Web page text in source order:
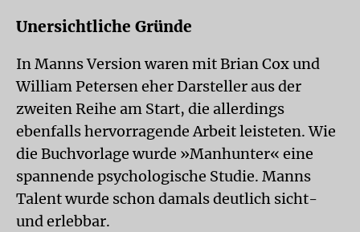
Unersichtliche Gründe
In Manns Version waren mit Brian Cox und
William Petersen eher Darsteller aus der
zweiten Reihe am Start, die allerdings
ebenfalls hervorragende Arbeit leisteten. Wie
die Buchvorlage wurde »Manhunter« eine
spannende psychologische Studie. Manns
Talent wurde schon damals deutlich sicht-
und erlebbar.